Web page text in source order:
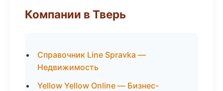
Компании в Тверь
Справочник Line Spravka —
Недвижимость
Yellow Yellow Online — Бизнес-